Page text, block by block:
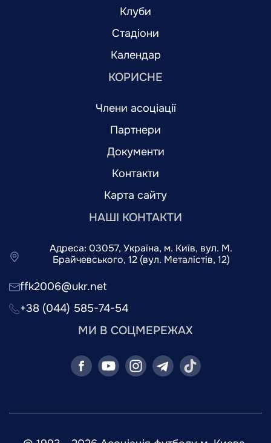
Клуби
Стадіони
Календар
КОРИСНЕ
Члени асоціації
Партнери
Документи
Контакти
Карта сайту
НАШІ КОНТАКТИ
Адреса: 03057, Україна, м. Київ, вул. М.
Брайчевського, 12 (вул. Металістів, 12)
ffk2006@ukr.net
+38 (044) 585-74-54
МИ В СОЦМЕРЕЖАХ